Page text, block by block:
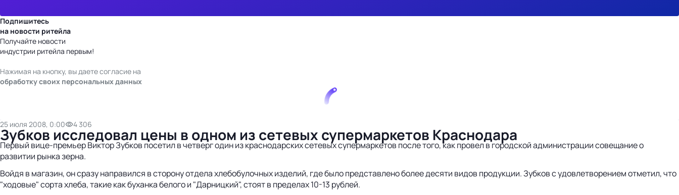
Подпишитесь
на новости ритейла
Получайте новости
индустрии ритейла первым!
Нажимая на кнопку, вы даете согласие на
обработку своих персональных данных
25 июля 2008, 0:00 4 306
Зубков исследовал цены в одном из сетевых супермаркетов Краснодара
Первый вице-премьер Виктор Зубков посетил в четверг один из краснодарских сетевых супермаркетов после того, как провел в городской администрации совещание о
развитии рынка зерна.
Войдя в магазин, он сразу направился в сторону отдела хлебобулочных изделий, где было представлено более десяти видов продукции. Зубков с удовлетворением отметил, что
"ходовые" сорта хлеба, такие как буханка белого и "Дарницкий", стоят в пределах 10-13 рублей.